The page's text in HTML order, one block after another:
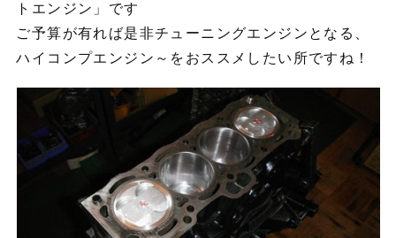
トエンジン」です
ご予算が有れば是非チューニングエンジンとなる、
ハイコンプエンジン～をおススメしたい所ですね！